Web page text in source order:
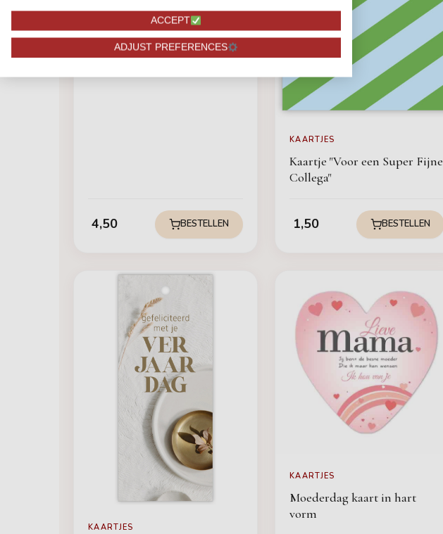
4,50 BESTELLEN
KAARTJES
Kaartje "Voor een Super Fijne
Collega"
1,50 BESTELLEN
KAARTJES
KAARTJES
Moederdag kaart in hart
vorm
ACCEPT
ADJUST PREFERENCES